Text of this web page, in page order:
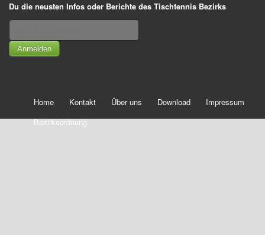
Du die neusten Infos oder Berichte des Tischtennis Bezirks
Anmelden
Home Kontakt Über uns Download
Impressum
Bezirksordnung